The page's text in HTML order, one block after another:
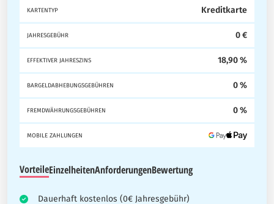
KARTENTYP Kreditkarte
JAHRESGEBÜHR 0 €
EFFEKTIVER JAHRESZINS 18,90 %
BARGELDABHEBUNGSGEBÜHREN 0 %
FREMDWÄHRUNGSGEBÜHREN 0 %
MOBILE ZAHLUNGEN
VorteileEinzelheitenAnforderungenBewertung
Dauerhaft kostenlos (0€ Jahresgebühr)